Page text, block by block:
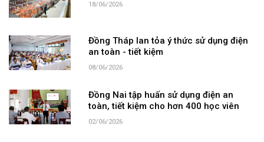
18/06/2026
Đồng Tháp lan tỏa ý thức sử dụng điện
an toàn - tiết kiệm
08/06/2026
Đồng Nai tập huấn sử dụng điện an
toàn, tiết kiệm cho hơn 400 học viên
02/06/2026